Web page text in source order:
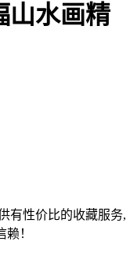
山水画精
有性价比的收藏服务,
！